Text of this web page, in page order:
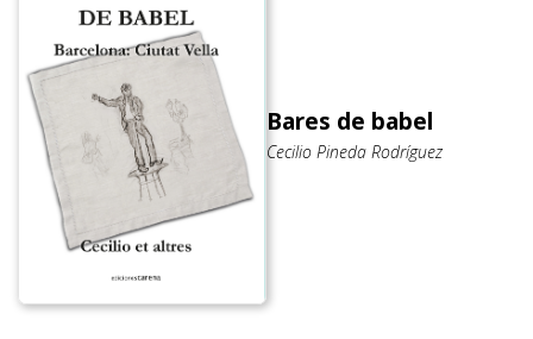
Bares de babel
Cecilio Pineda Rodríguez